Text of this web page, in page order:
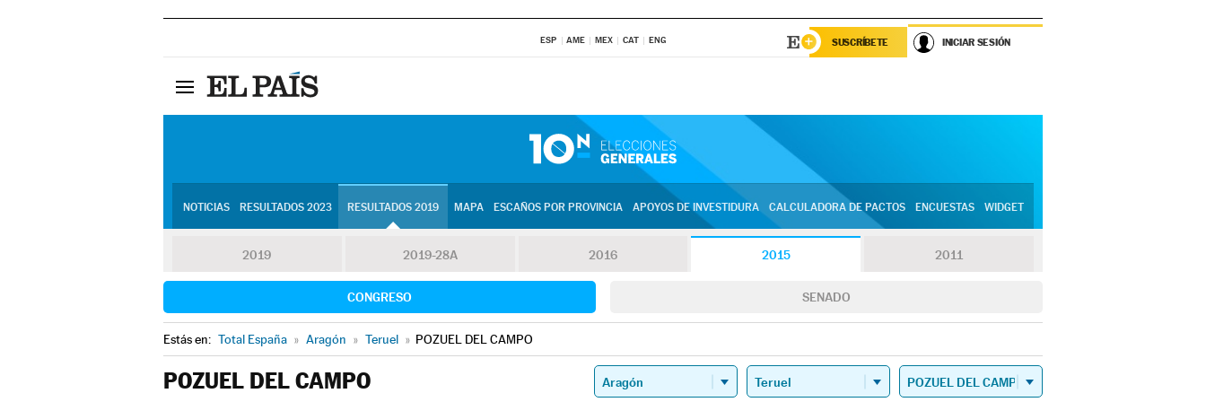
ESP AME MEX CAT ENG SUSCRÍBETE INICIAR SESIÓN
NOTICIAS RESULTADOS 2023 RESULTADOS 2019 MAPA ESCAÑOS POR PROVINCIA APOYOS DE INVESTIDURA CALCULADORA DE PACTOS ENCUESTAS WIDGET
2019 2019-28A 2016 2015 2011
CONGRESO SENADO
Estás en: Total España » Aragón » Teruel » POZUEL DEL CAMPO
POZUEL DEL CAMPO